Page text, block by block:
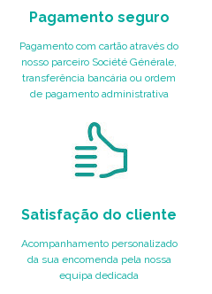
Pagamento seguro
Pagamento com cartão através do
nosso parceiro Société Générale,
transferência bancária ou ordem
de pagamento administrativa
Satisfação do cliente
Acompanhamento personalizado
da sua encomenda pela nossa
equipa dedicada